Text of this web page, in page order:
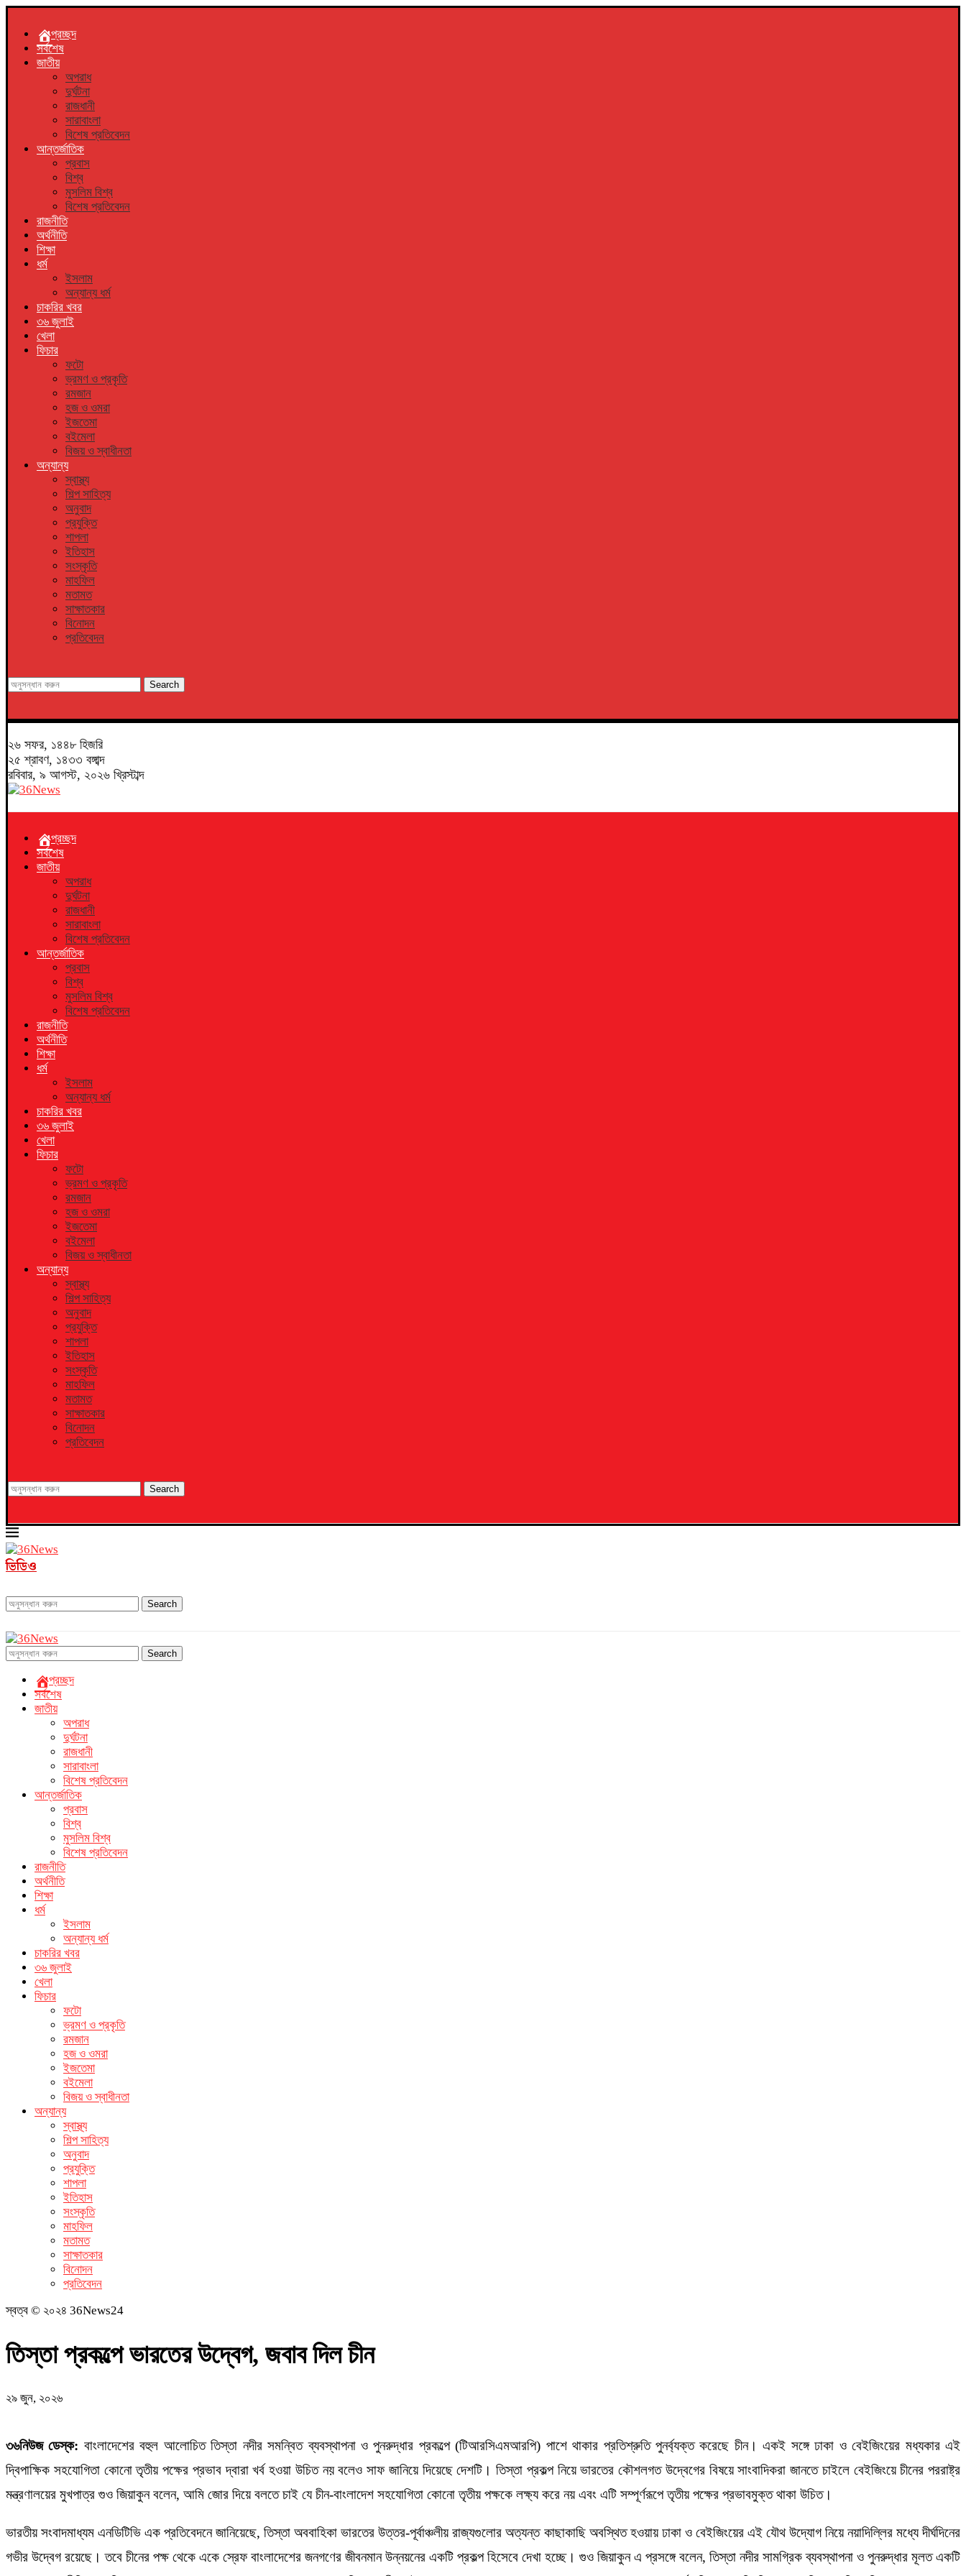
প্রচ্ছদ
সর্বশেষ
জাতীয়
অপরাধ
দুর্ঘটনা
রাজধানী
সারাবাংলা
বিশেষ প্রতিবেদন
আন্তর্জাতিক
প্রবাস
বিশ্ব
মুসলিম বিশ্ব
বিশেষ প্রতিবেদন
রাজনীতি
অর্থনীতি
শিক্ষা
ধর্ম
ইসলাম
অন্যান্য ধর্ম
চাকরির খবর
৩৬ জুলাই
খেলা
ফিচার
ফটো
ভ্রমণ ও প্রকৃতি
রমজান
হজ ও ওমরা
ইজতেমা
বইমেলা
বিজয় ও স্বাধীনতা
অন্যান্য
স্বাস্থ্য
শিল্প সাহিত্য
অনুবাদ
প্রযুক্তি
শাপলা
ইতিহাস
সংস্কৃতি
মাহফিল
মতামত
সাক্ষাতকার
বিনোদন
প্রতিবেদন
Search
২৬ সফর, ১৪৪৮ হিজরি
২৫ শ্রাবণ, ১৪৩৩ বঙ্গাব্দ
রবিবার, ৯ আগস্ট, ২০২৬ খ্রিস্টাব্দ
প্রচ্ছদ
সর্বশেষ
জাতীয়
অপরাধ
দুর্ঘটনা
রাজধানী
সারাবাংলা
বিশেষ প্রতিবেদন
আন্তর্জাতিক
প্রবাস
বিশ্ব
মুসলিম বিশ্ব
বিশেষ প্রতিবেদন
রাজনীতি
অর্থনীতি
শিক্ষা
ধর্ম
ইসলাম
অন্যান্য ধর্ম
চাকরির খবর
৩৬ জুলাই
খেলা
ফিচার
ফটো
ভ্রমণ ও প্রকৃতি
রমজান
হজ ও ওমরা
ইজতেমা
বইমেলা
বিজয় ও স্বাধীনতা
অন্যান্য
স্বাস্থ্য
শিল্প সাহিত্য
অনুবাদ
প্রযুক্তি
শাপলা
ইতিহাস
সংস্কৃতি
মাহফিল
মতামত
সাক্ষাতকার
বিনোদন
প্রতিবেদন
Search
ভিডিও
Search
Search
প্রচ্ছদ
সর্বশেষ
জাতীয়
অপরাধ
দুর্ঘটনা
রাজধানী
সারাবাংলা
বিশেষ প্রতিবেদন
আন্তর্জাতিক
প্রবাস
বিশ্ব
মুসলিম বিশ্ব
বিশেষ প্রতিবেদন
রাজনীতি
অর্থনীতি
শিক্ষা
ধর্ম
ইসলাম
অন্যান্য ধর্ম
চাকরির খবর
৩৬ জুলাই
খেলা
ফিচার
ফটো
ভ্রমণ ও প্রকৃতি
রমজান
হজ ও ওমরা
ইজতেমা
বইমেলা
বিজয় ও স্বাধীনতা
অন্যান্য
স্বাস্থ্য
শিল্প সাহিত্য
অনুবাদ
প্রযুক্তি
শাপলা
ইতিহাস
সংস্কৃতি
মাহফিল
মতামত
সাক্ষাতকার
বিনোদন
প্রতিবেদন
স্বত্ব © ২০২৪ 36News24
তিস্তা প্রকল্পে ভারতের উদ্বেগ, জবাব দিল চীন
২৯ জুন, ২০২৬
৩৬নিউজ ডেস্ক: বাংলাদেশের বহুল আলোচিত তিস্তা নদীর সমন্বিত ব্যবস্থাপনা ও পুনরুদ্ধার প্রকল্পে (টিআরসিএমআরপি) পাশে থাকার প্রতিশ্রুতি পুনর্ব্যক্ত করেছে চীন। একই সঙ্গে ঢাকা ও বেইজিংয়ের মধ্যকার এই
দ্বিপাক্ষিক সহযোগিতা কোনো তৃতীয় পক্ষের প্রভাব দ্বারা খর্ব হওয়া উচিত নয় বলেও সাফ জানিয়ে দিয়েছে দেশটি। তিস্তা প্রকল্প নিয়ে ভারতের কৌশলগত উদ্বেগের বিষয়ে সাংবাদিকরা জানতে চাইলে বেইজিংয়ে চীনের পররাষ্ট্র
মন্ত্রণালয়ের মুখপাত্র গুও জিয়াকুন বলেন, আমি জোর দিয়ে বলতে চাই যে চীন-বাংলাদেশ সহযোগিতা কোনো তৃতীয় পক্ষকে লক্ষ্য করে নয় এবং এটি সম্পূর্ণরূপে তৃতীয় পক্ষের প্রভাবমুক্ত থাকা উচিত।
ভারতীয় সংবাদমাধ্যম এনডিটিভি এক প্রতিবেদনে জানিয়েছে, তিস্তা অববাহিকা ভারতের উত্তর-পূর্বাঞ্চলীয় রাজ্যগুলোর অত্যন্ত কাছাকাছি অবস্থিত হওয়ায় ঢাকা ও বেইজিংয়ের এই যৌথ উদ্যোগ নিয়ে নয়াদিল্লির মধ্যে দীর্ঘদিনের
গভীর উদ্বেগ রয়েছে। তবে চীনের পক্ষ থেকে একে স্রেফ বাংলাদেশের জনগণের জীবনমান উন্নয়নের একটি প্রকল্প হিসেবে দেখা হচ্ছে। গুও জিয়াকুন এ প্রসঙ্গে বলেন, তিস্তা নদীর সামগ্রিক ব্যবস্থাপনা ও পুনরুদ্ধার মূলত একটি